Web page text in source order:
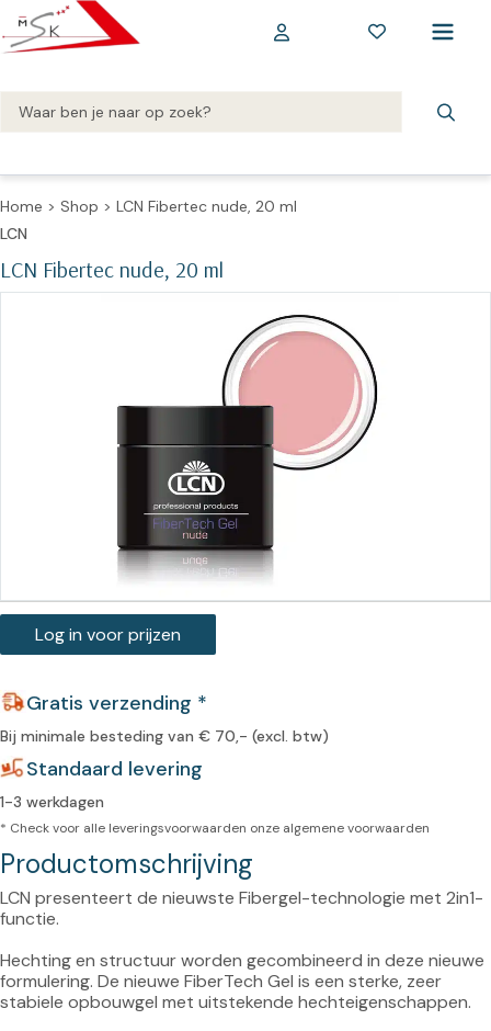
Home > Shop > LCN Fibertec nude, 20 ml
LCN Fibertec nude, 20 ml
LCN
Log in voor prijzen
Gratis verzending *
Bij minimale besteding van € 70,- (excl. btw)
Standaard levering
1-3 werkdagen
* Check voor alle leveringsvoorwaarden onze algemene voorwaarden
Productomschrijving
LCN presenteert de nieuwste Fibergel-technologie met 2in1-
functie.
Hechting en structuur worden gecombineerd in deze nieuwe
formulering. De nieuwe FiberTech Gel is een sterke, zeer
stabiele opbouwgel met uitstekende hechteigenschappen.